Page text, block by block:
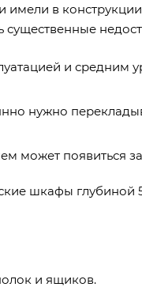
имели в
и средним
нужно
может появиться
шкафы глубиной
и ящиков.